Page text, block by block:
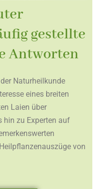
gestellte
Antworten
Naturheilkunde
eines breiten
Laien über
hin zu Experten auf
von